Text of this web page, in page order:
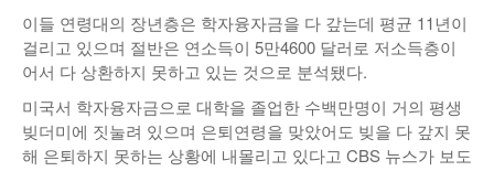
낚시/비치
골프
이들 연령대의 장년층은 학자융자금을 다 갚는데 평균 11년이
걸리고 있으며 절반은 연소득이 5만4600 달러로 저소득층이
어서 다 상환하지 못하고 있는 것으로 분석됐다.
미국서 학자융자금으로 대학을 졸업한 수백만명이 거의 평생
빚더미에 짓눌려 있으며 은퇴연령을 맞았어도 빚을 다 갚지 못
해 은퇴하지 못하는 상황에 내몰리고 있다고 CBS 뉴스가 보도